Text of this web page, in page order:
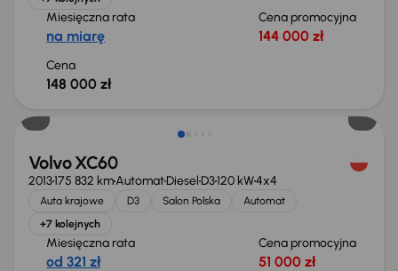
Miesięczna rata
na miarę
Cena promocyjna
144 000 zł
Cena
148 000 zł
Volvo XC60
2013175 832 kmAutomatDiesel D3120 kW4x4
Auta krajowe D3 Salon Polska
Automat
+7 kolejnych
Miesięczna rata
od 321 zł
Cena promocyjna
51 000 zł